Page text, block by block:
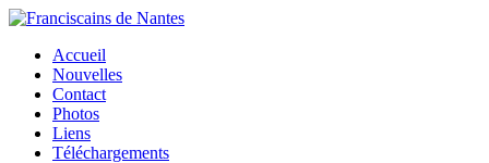
Accueil
Nouvelles
Contact
Photos
Liens
Téléchargements